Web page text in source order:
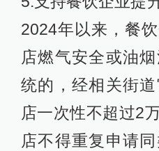
2024年以来，餐
店燃气安全或油
统的，经相关街
店一次性不超过2
店不得重复申请